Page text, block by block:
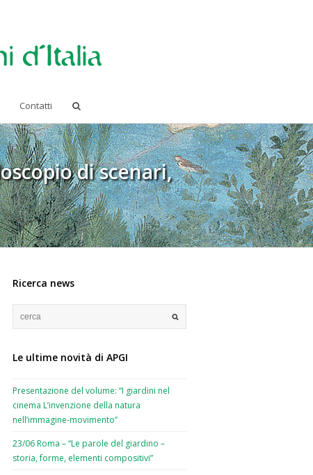
Contatti
di scenari,
Ricerca news
Le ultime novità di APGI
Presentazione del volume: “I giardini nel
cinema L’invenzione della natura
nell’immagine-movimento”
23/06 Roma – “Le parole del giardino –
storia, forme, elementi compositivi”